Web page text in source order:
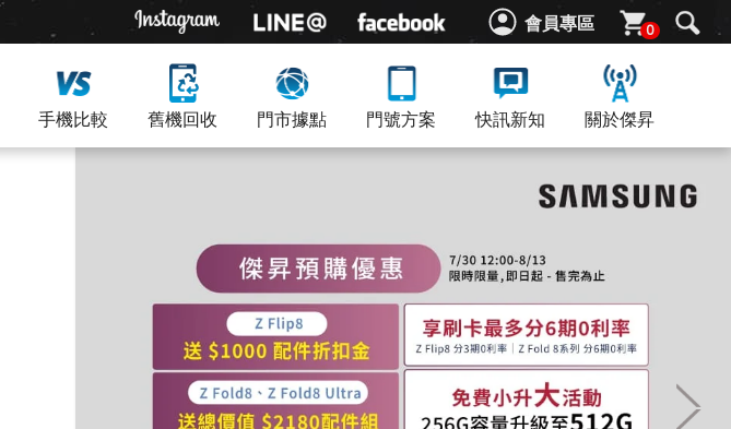
會員專區 0
手機比較 舊機回收 門市據點 門號方案 快訊新知 關於傑昇